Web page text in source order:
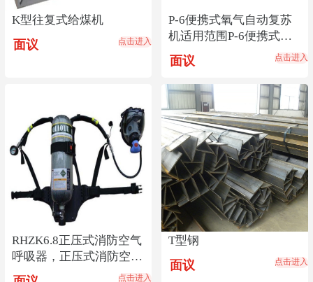
K型往复式给煤机
面议 点击进入
P-6便携式氧气自动复苏
机适用范围P-6便携式氧
气自动复苏机产地
面议 点击进入
RHZK6.8正压式消防空气
呼吸器，正压式消防空气
呼吸器价格低
点击进入
T型钢
面议 点击进入